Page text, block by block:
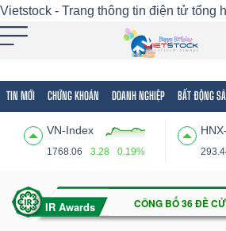
Vietstock - Trang thông tin điện tử tổng
TIN MỚI CHỨNG KHOÁN DOANH NGHIỆP BẤT ĐỘNG
VN-Index
1768.06 3.28 0.19%
Tất cả Tính năng Ngành
Tính
(-)
VIETSTOCK